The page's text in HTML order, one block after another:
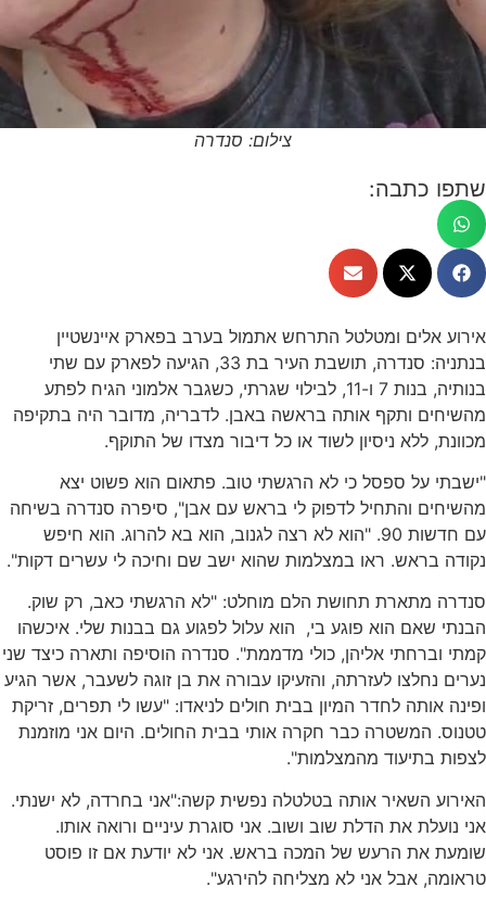
צילום: סנדרה
שתפו כתבה:
אירוע אלים ומטלטל התרחש אתמול בערב בפארק איינשטיין
בנתניה: סנדרה, תושבת העיר בת 33, הגיעה לפארק עם שתי
בנותיה, בנות 7 ו-11, לבילוי שגרתי, כשגבר אלמוני הגיח לפתע
מהשיחים ותקף אותה בראשה באבן. לדבריה, מדובר היה בתקיפה
מכוונת, ללא ניסיון לשוד או כל דיבור מצדו של התוקף.
"ישבתי על ספסל כי לא הרגשתי טוב. פתאום הוא פשוט יצא
מהשיחים והתחיל לדפוק לי בראש עם אבן", סיפרה סנדרה בשיחה
עם חדשות 90. "הוא לא רצה לגנוב, הוא בא להרוג. הוא חיפש
נקודה בראש. ראו במצלמות שהוא ישב שם וחיכה לי עשרים דקות".
סנדרה מתארת תחושת הלם מוחלט: "לא הרגשתי כאב, רק שוק.
הבנתי שאם הוא פוגע בי, הוא עלול לפגוע גם בבנות שלי. איכשהו
קמתי וברחתי אליהן, כולי מדממת". סנדרה הוסיפה ותארה כיצד שני
נערים נחלצו לעזרתה, והזעיקו עבורה את בן זוגה לשעבר, אשר הגיע
ופינה אותה לחדר המיון בבית חולים לניאדו: "עשו לי תפרים, זריקת
טטנוס. המשטרה כבר חקרה אותי בבית החולים. היום אני מוזמנת
לצפות בתיעוד מהמצלמות".
האירוע השאיר אותה בטלטלה נפשית קשה:"אני בחרדה, לא ישנתי.
אני נועלת את הדלת שוב ושוב. אני סוגרת עיניים ורואה אותו.
שומעת את הרעש של המכה בראש. אני לא יודעת אם זו פוסט
טראומה, אבל אני לא מצליחה להירגע".